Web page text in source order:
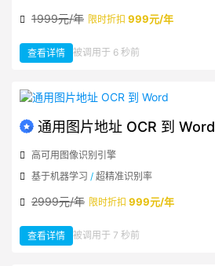
1999元/年 限时折扣 999元/年
查看详情 ：
通
件
流
OCR
文
本
被调用于 6 秒前
通用图片地址 OCR 到 Word
高可用图像识别引擎
基于机器学习 / 超精准识别率
2999元/年 限时折扣 999元/年
查看详情 ：
通
被调用于 7 秒前